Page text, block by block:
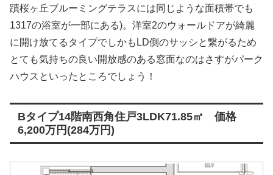
蹟桜ヶ丘ブルーミングテラスには同じような面積帯でも
1317の浴室が一部にある)。洋室2のウォールドアが綺麗
に開け放てるタイプでしかもLD側のサッシと繋がるため
とても気持ちの良い開放感のある窓面なのはさすがパーク
ハウスといったところでしょう！
Bタイプ14階南西角住戸3LDK71.85㎡ 価格
6,200万円(284万円)